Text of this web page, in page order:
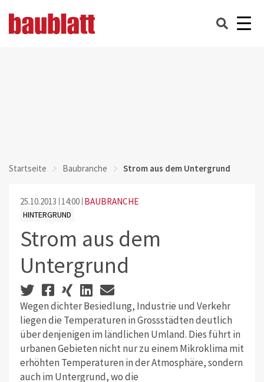
Startseite Baubranche Strom aus dem Untergrund
25.10.2013 14:00 BAUBRANCHE
HINTERGRUND
Strom aus dem
Untergrund
Wegen dichter Besiedlung, Industrie und Verkehr
liegen die Temperaturen in Grossstädten deutlich
über denjenigen im ländlichen Umland. Dies führt in
urbanen Gebieten nicht nur zu einem Mikroklima mit
erhöhten Temperaturen in der Atmosphäre, sondern
auch im Untergrund, wo die